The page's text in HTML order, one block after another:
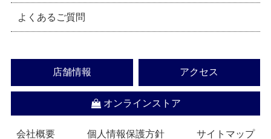
よくあるご質問
店舗情報 アクセス
オンラインストア
会社概要 個人情報保護方針 サイトマップ